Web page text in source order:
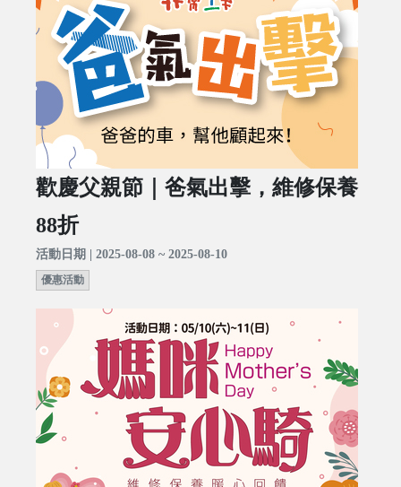
歡慶父親節｜爸氣出擊，維修保養
88折
活動日期 | 2025-08-08 ~ 2025-08-10
優惠活動